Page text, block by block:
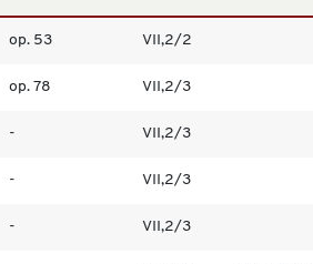
op. 53 VII,2/2
op. 78 VII,2/3
- VII,2/3
- VII,2/3
- VII,2/3